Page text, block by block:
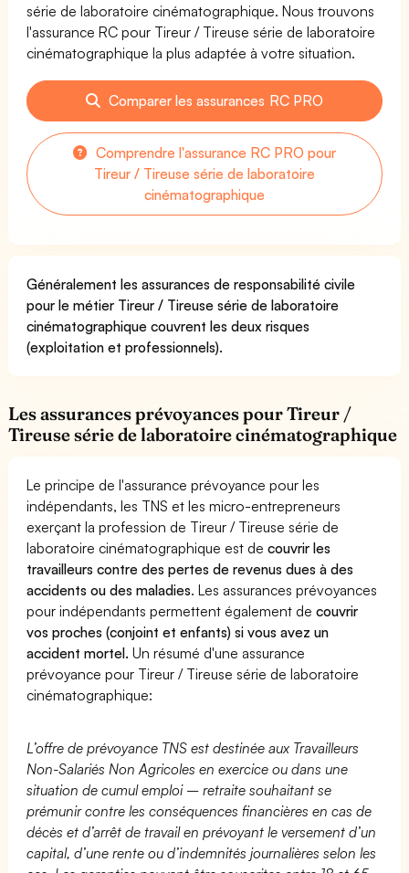
série de laboratoire cinématographique. Nous trouvons
l'assurance RC pour Tireur / Tireuse série de laboratoire
cinématographique la plus adaptée à votre situation.
Comparer les assurances RC PRO
Comprendre l'assurance RC PRO pour
Tireur / Tireuse série de laboratoire
cinématographique
Généralement les assurances de responsabilité civile
pour le métier Tireur / Tireuse série de laboratoire
cinématographique couvrent les deux risques
(exploitation et professionnels).
Les assurances prévoyances pour Tireur /
Tireuse série de laboratoire cinématographique
Le principe de l'assurance prévoyance pour les
indépendants, les TNS et les micro-entrepreneurs
exerçant la profession de Tireur / Tireuse série de
laboratoire cinématographique est decouvrir les
travailleurs contre des pertes de revenus dues à des
accidents ou des maladies. Les assurances prévoyances
pour indépendants permettent également decouvrir
vos proches (conjoint et enfants) si vous avez un
accident mortel. Un résumé d'une assurance
prévoyance pour Tireur / Tireuse série de laboratoire
cinématographique:
L’offre de prévoyance TNS est destinée aux Travailleurs
Non-Salariés Non Agricoles en exercice ou dans une
situation de cumul emploi – retraite souhaitant se
prémunir contre les conséquences financières en cas de
décès et d’arrêt de travail en prévoyant le versement d’un
capital, d’une rente ou d’indemnités journalières selon les